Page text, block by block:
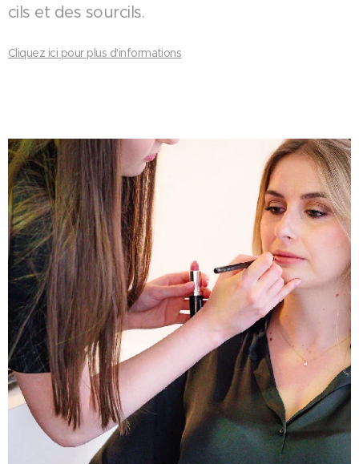
cils et des sourcils.
Cliquez ici pour plus d'informations